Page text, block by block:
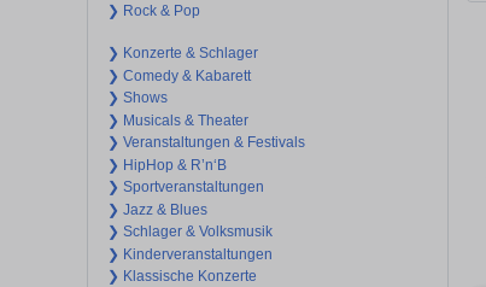
❯ Rock & Pop
❯ Konzerte & Schlager
❯ Comedy & Kabarett
❯ Shows
❯ Musicals & Theater
❯ Veranstaltungen & Festivals
❯ HipHop & R’n‘B
❯ Sportveranstaltungen
❯ Jazz & Blues
❯ Schlager & Volksmusik
❯ Kinderveranstaltungen
❯ Klassische Konzerte